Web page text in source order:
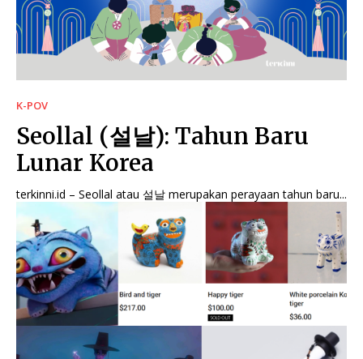
K-POV
Seollal (설날): Tahun Baru
Lunar Korea
terkinni.id – Seollal atau 설날 merupakan perayaan tahun baru...